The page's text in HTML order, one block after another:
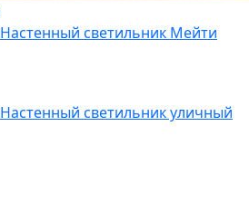
Настенный светильник Мейти
Настенный светильник уличный